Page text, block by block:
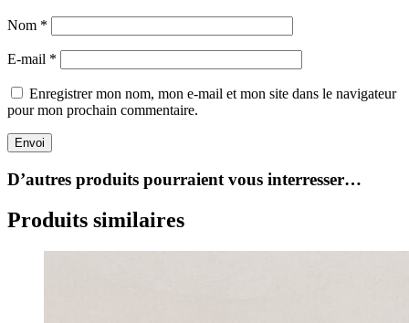
Nom *
E-mail *
Enregistrer mon nom, mon e-mail et mon site dans le navigateur
pour mon prochain commentaire.
Envoi
D’autres produits pourraient vous interresser…
Produits similaires